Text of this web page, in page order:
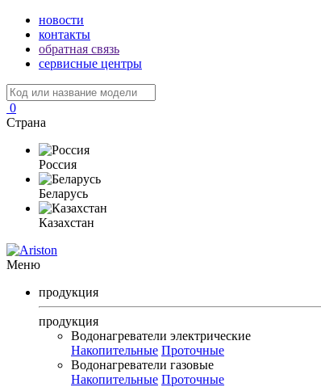
новости
контакты
обратная связь
сервисные центры
0
Страна
Россия
Беларусь
Казахстан
Меню
продукция
продукция
Водонагреватели электрические
Накопительные Проточные
Водонагреватели газовые
Накопительные Проточные